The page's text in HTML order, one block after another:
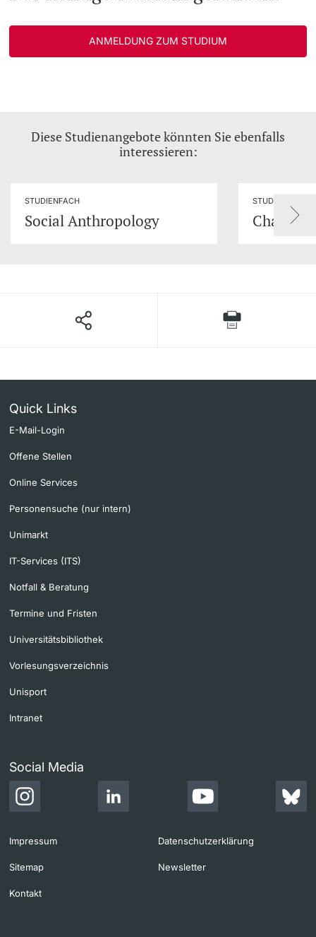
ANMELDUNG ZUM STUDIUM
Diese Studienangebote könnten Sie ebenfalls
interessieren:
STUDIENFACH
Social Anthropology
STUDIENGANG
Quick Links
E-Mail-Login
Offene Stellen
Online Services
Personensuche (nur intern)
Unimarkt
IT-Services (ITS)
Notfall & Beratung
Termine und Fristen
Universitätsbibliothek
Vorlesungsverzeichnis
Unisport
Intranet
Social Media
Impressum Datenschutzerklärung
Sitemap Newsletter
Kontakt